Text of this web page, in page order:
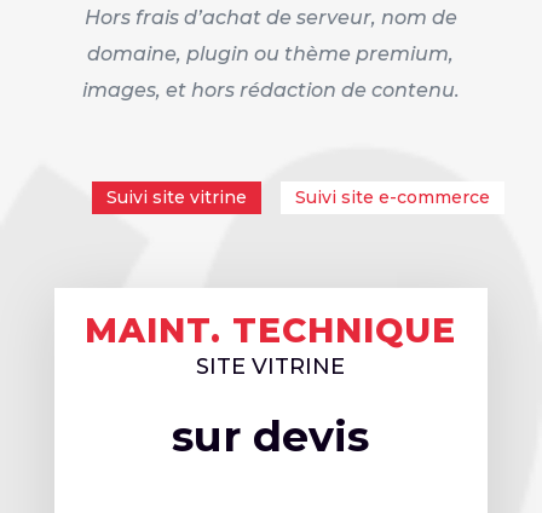
Hors frais d’achat de serveur, nom de
domaine, plugin ou thème premium,
images, et hors rédaction de contenu.
Suivi site vitrine Suivi site e-commerce
MAINT. TECHNIQUE
SITE VITRINE
sur devis